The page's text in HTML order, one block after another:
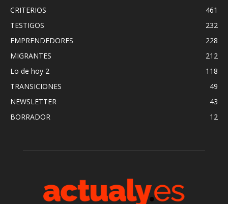
CRITERIOS
461
TESTIGOS
232
EMPRENDEDORES
228
MIGRANTES
212
Lo de hoy 2
118
TRANSICIONES
49
NEWSLETTER
43
BORRADOR
12